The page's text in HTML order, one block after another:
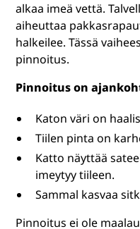
alkaa imeä vettä.
aiheuttaa
halkeilee. Tässä
pinnoitus.
Pinnoitus on
Katon väri on
Tiilen pinta on
Katto näyttää
imeytyy tiileen.
Sammal kasvaa
Pinnoitus ei ole